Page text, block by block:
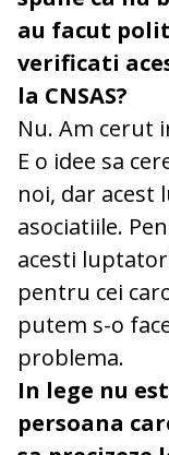
au facut
verificati
la CNSAS?
Nu. Am cerut
E o idee sa
noi, dar acest
asociatiile.
acesti
pentru cei
putem s-o
problema.
In lege nu
persoana